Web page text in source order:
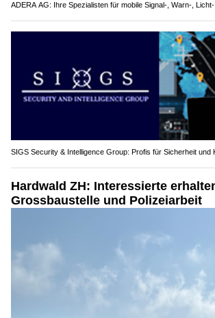
ADERA AG: Ihre Spezialisten für mobile Signal-, Warn-,
SIGS Security & Intelligence Group: Profis für Sicherheit und
Hardwald ZH: Interessierte
Grossbaustelle und Polizeiarbeit